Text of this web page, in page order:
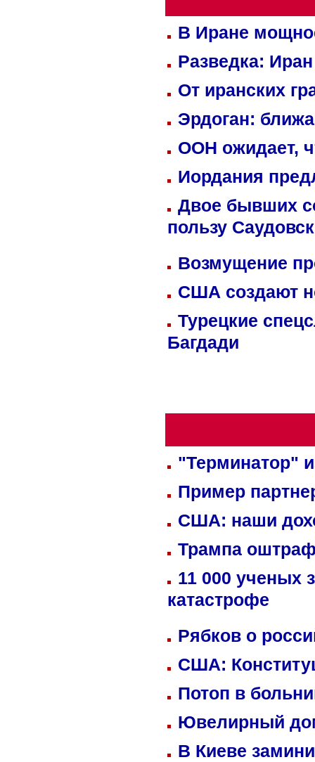
В Иране
Разведка:
От иранских
Эрдоган:
ООН ожидает,
Иордания
Двое бывших
пользу
Возмущение
США создают
Турецкие
Багдади
"Терминатор"
Пример
США: наши
Трампа
11 000 ученых
катастрофе
Рябков о
США:
Потоп в
Ювелирный
В Киеве